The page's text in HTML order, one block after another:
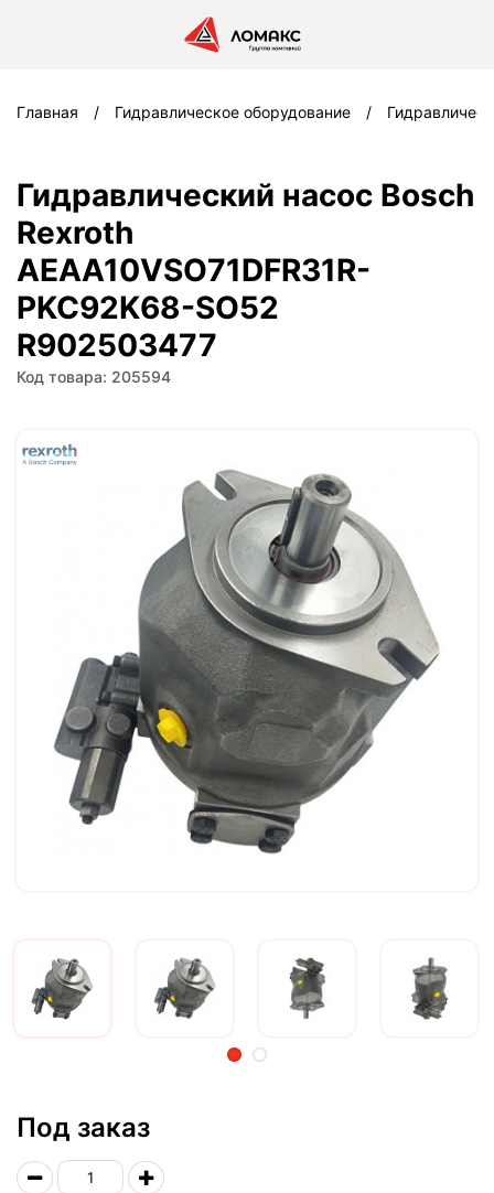
Главная Гидравлическое оборудование
Гидравлический насос Bosch
Rexroth
AEAA10VSO71DFR31R-
PKC92K68-SO52
R902503477
Код товара: 205594
Под заказ